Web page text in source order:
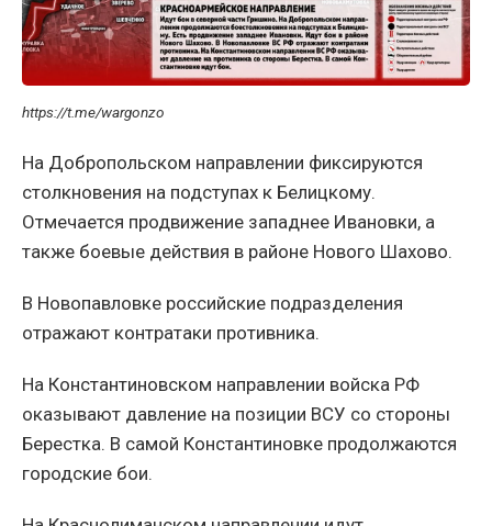
https://t.me/wargonzo
На Добропольском направлении фиксируются
столкновения на подступах к Белицкому.
Отмечается продвижение западнее Ивановки, а
также боевые действия в районе Нового Шахово.
В Новопавловке российские подразделения
отражают контратаки противника.
На Константиновском направлении войска РФ
оказывают давление на позиции ВСУ со стороны
Берестка. В самой Константиновке продолжаются
городские бои.